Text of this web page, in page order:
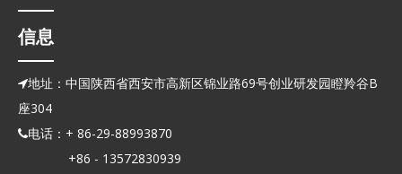
信息
地址：中国陕西省西安市高新区锦业路69号创业研发园瞪羚谷B
座304
电话：+ 86-29-88993870
+86 - 13572830939